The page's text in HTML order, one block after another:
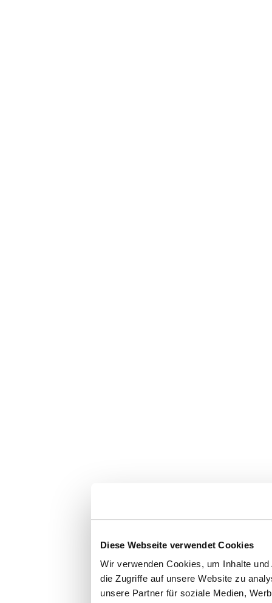
Diese Webseite verwendet Cookies
Wir verwenden Cookies, um Inhalte
die Zugriffe auf unsere Website zu
unsere Partner für soziale Medien,